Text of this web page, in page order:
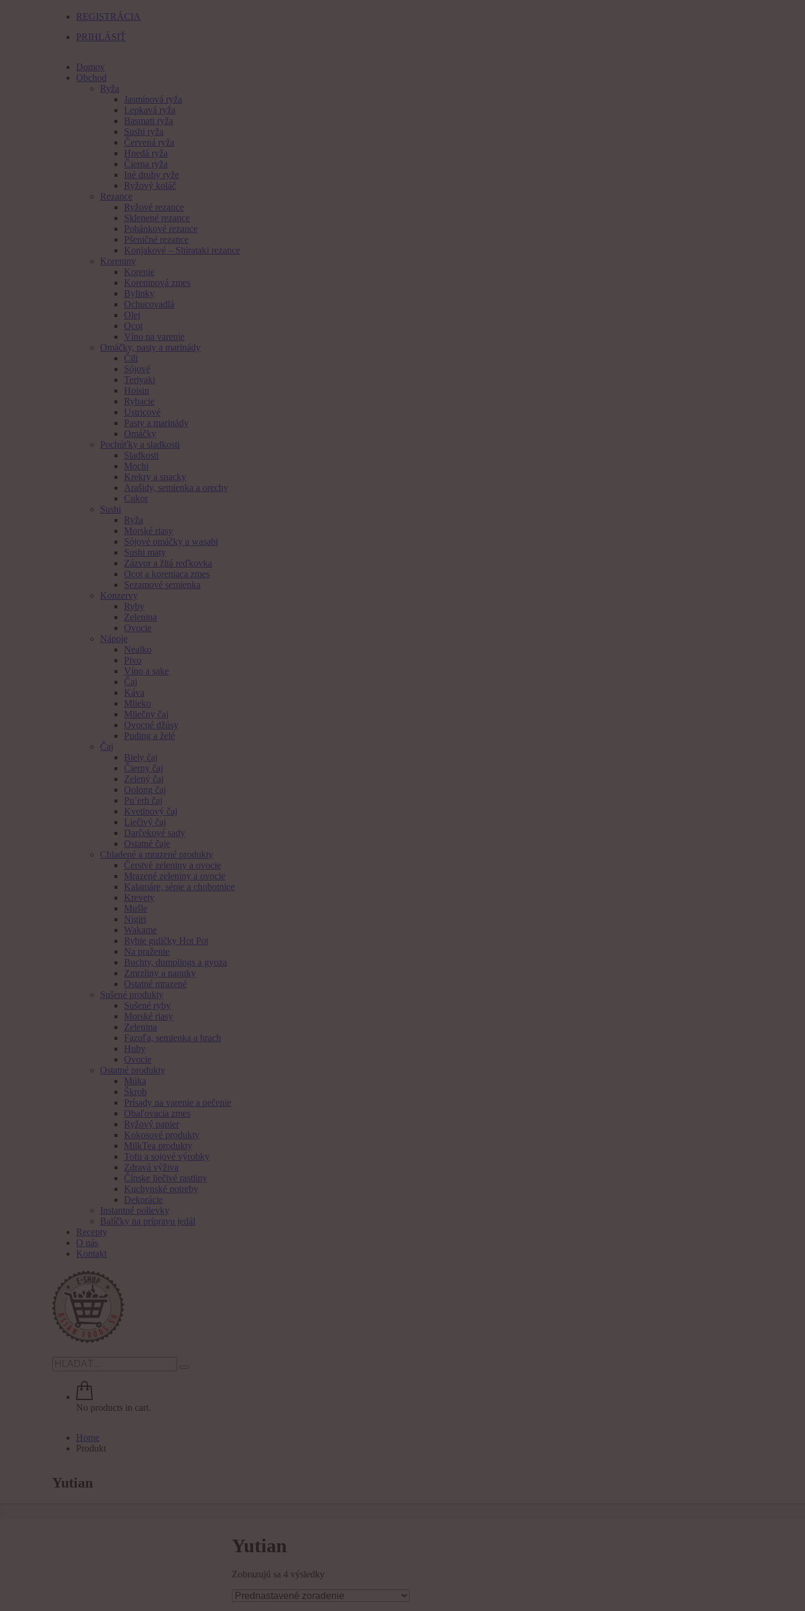
REGISTRÁCIA
PRIHLÁSIŤ
Domov
Obchod
Ryža
Jasmínová ryža
Lepkavá ryža
Basmati ryža
Sushi ryža
Červená ryža
Hnedá ryža
Čierna ryža
Iné druhy ryže
Ryžový koláč
Rezance
Ryžové rezance
Sklenené rezance
Pohánkové rezance
Pšeničné rezance
Konjakové – Shirataki rezance
Koreniny
Korenie
Koreninová zmes
Bylinky
Ochucovadlá
Olej
Ocot
Víno na varenie
Omáčky, pasty a marinády
Čili
Sójové
Teriyaki
Hoisin
Rybacie
Ustricové
Pasty a marinády
Omáčky
Pochúťky a sladkosti
Sladkosti
Mochi
Krekry a snacky
Arašidy, semienka a orechy
Cukor
Sushi
Ryža
Morské riasy
Sójové omáčky a wasabi
Sushi maty
Zázvor a žltá reďkovka
Ocot a koreniaca zmes
Sezamové semienka
Konzervy
Ryby
Zelenina
Ovocie
Nápoje
Nealko
Pivo
Víno a sake
Čaj
Káva
Mlieko
Mliečny čaj
Ovocné džúsy
Puding a želé
Čaj
Biely čaj
Čierny čaj
Zelený čaj
Oolong čaj
Pu’erh čaj
Kvetinový čaj
Liečivý čaj
Darčekové sady
Ostatné čaje
Chladené a mrazené produkty
Čerstvé zeleniny a ovocie
Mrazené zeleniny a ovocie
Kalamáre, sépie a chobotnice
Krevety
Mušle
Nigiri
Wakame
Rybie guličky Hot Pot
Na praženie
Buchty, dumplings a gyoza
Zmrzliny a nanuky
Ostatné mrazené
Sušené produkty
Sušené ryby
Morské riasy
Zelenina
Fazuľa, semienka a hrach
Huby
Ovocie
Ostatné produkty
Múka
Škrob
Prísady na varenie a pečenie
Obaľovacia zmes
Ryžový papier
Kokosové produkty
MilkTea produkty
Tofu a sojové výrobky
Zdravá výživa
Čínske liečivé rastliny
Kuchynské potreby
Dekorácie
Instantné polievky
Balíčky na prípravu jedál
Recepty
O nás
Kontakt
No products in cart.
Home
Produkt
Yutian
Yutian
Zobrazujú sa 4 výsledky